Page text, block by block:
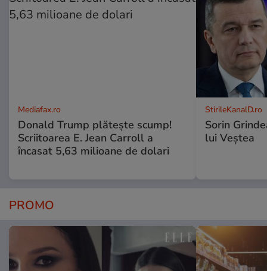
Mediafax.ro
Donald Trump plătește scump!
Scriitoarea E. Jean Carroll a
încasat 5,63 milioane de dolari
StirileKanalD.ro
Sorin
lui Veștea
PROMO